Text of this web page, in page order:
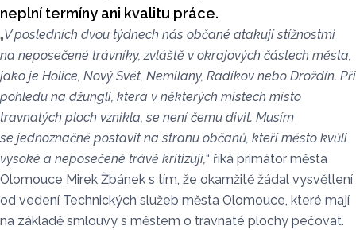
neplní termíny ani kvalitu práce.
„V posledních dvou týdnech nás občané atakují stížnostmi
na neposečené trávníky, zvláště v okrajových částech města,
jako je Holice, Nový Svět, Nemilany, Radíkov nebo Droždín. Při
pohledu na džungli, která v některých místech místo
travnatých ploch vznikla, se není čemu divit. Musím
se jednoznačně postavit na stranu občanů, kteří město kvůli
vysoké a neposečené trávě kritizují,“ říká primátor města
Olomouce Mirek Žbánek s tím, že okamžitě žádal vysvětlení
od vedení Technických služeb města Olomouce, které mají
na základě smlouvy s městem o travnaté plochy pečovat.